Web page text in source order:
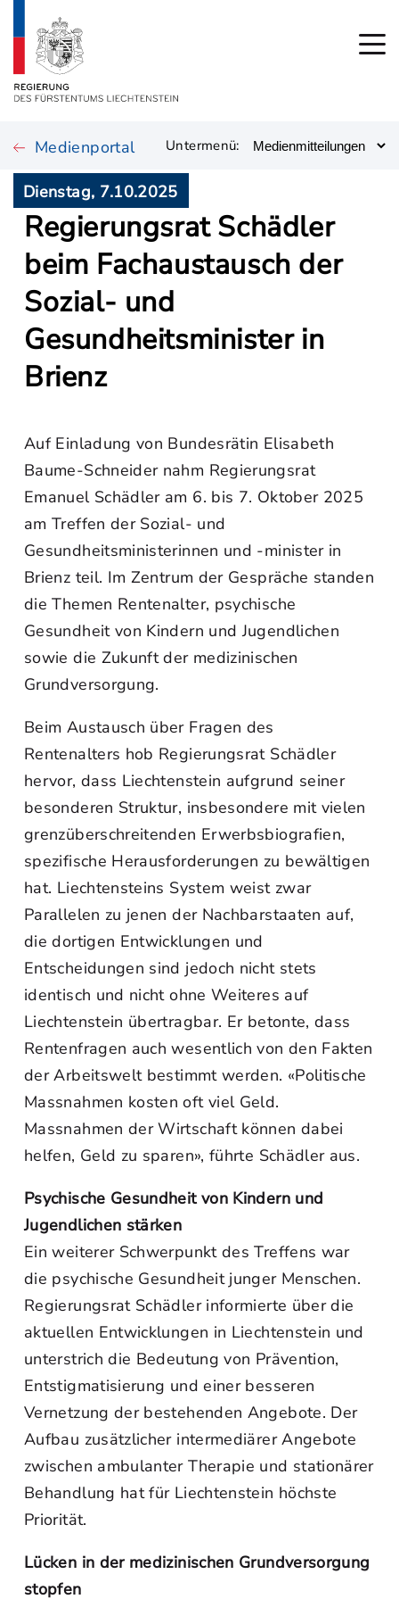
Medienportal Untermenü:
Dienstag, 7.10.2025
Regierungsrat Schädler
beim Fachaustausch der
Sozial- und
Gesundheitsminister in
Brienz
Auf Einladung von Bundesrätin Elisabeth
Baume-Schneider nahm Regierungsrat
Emanuel Schädler am 6. bis 7. Oktober 2025
am Treffen der Sozial- und
Gesundheitsministerinnen und -minister in
Brienz teil. Im Zentrum der Gespräche standen
die Themen Rentenalter, psychische
Gesundheit von Kindern und Jugendlichen
sowie die Zukunft der medizinischen
Grundversorgung.
Beim Austausch über Fragen des
Rentenalters hob Regierungsrat Schädler
hervor, dass Liechtenstein aufgrund seiner
besonderen Struktur, insbesondere mit vielen
grenzüberschreitenden Erwerbsbiografien,
spezifische Herausforderungen zu bewältigen
hat. Liechtensteins System weist zwar
Parallelen zu jenen der Nachbarstaaten auf,
die dortigen Entwicklungen und
Entscheidungen sind jedoch nicht stets
identisch und nicht ohne Weiteres auf
Liechtenstein übertragbar. Er betonte, dass
Rentenfragen auch wesentlich von den Fakten
der Arbeitswelt bestimmt werden. «Politische
Massnahmen kosten oft viel Geld.
Massnahmen der Wirtschaft können dabei
helfen, Geld zu sparen», führte Schädler aus.
Psychische Gesundheit von Kindern und
Jugendlichen stärken
Ein weiterer Schwerpunkt des Treffens war
die psychische Gesundheit junger Menschen.
Regierungsrat Schädler informierte über die
aktuellen Entwicklungen in Liechtenstein und
unterstrich die Bedeutung von Prävention,
Entstigmatisierung und einer besseren
Vernetzung der bestehenden Angebote. Der
Aufbau zusätzlicher intermediärer Angebote
zwischen ambulanter Therapie und stationärer
Behandlung hat für Liechtenstein höchste
Priorität.
Lücken in der medizinischen Grundversorgung
stopfen